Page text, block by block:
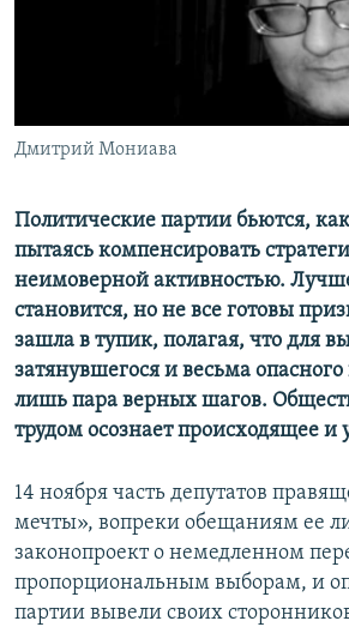
Дмитрий Мониава
Политические партии бьются,
пытаясь компенсировать
неимоверной активностью.
становится, но не все готовы
зашла в тупик, полагая, что для
затянувшегося и весьма
лишь пара верных шагов.
трудом осознает происходящее и
14 ноября часть депутатов
мечты», вопреки обещаниям ее
законопроект о немедленном
пропорциональным выборам, и
партии вывели своих